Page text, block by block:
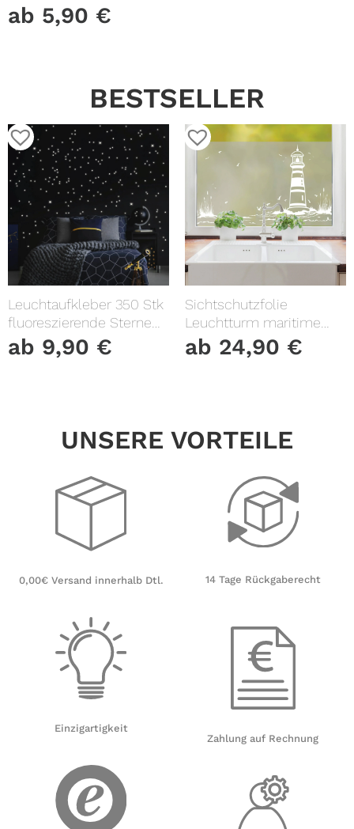
ab 5,90 €
BESTSELLER
Leuchtaufkleber 350 Stk
fluoreszierende Sterne
und Punkte leuchten im
Dunklen Kinderzimmer
ab 9,90 €
Sichtschutzfolie
Leuchtturm maritime
Fensterfolie Fensterdeko
Milchglasfolie
ab 24,90 €
UNSERE VORTEILE
0,00€ Versand innerhalb Dtl.
Einzigartigkeit
14 Tage Rückgaberecht
Zahlung auf Rechnung